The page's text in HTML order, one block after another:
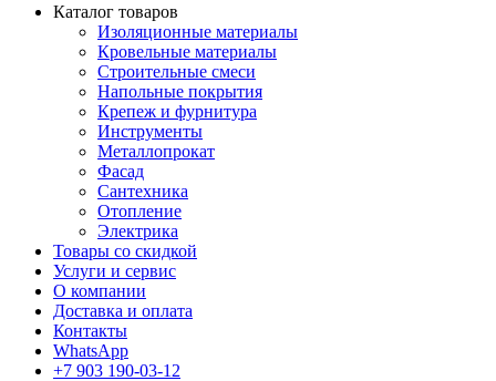
Каталог товаров
Изоляционные материалы
Кровельные материалы
Строительные смеси
Напольные покрытия
Крепеж и фурнитура
Инструменты
Металлопрокат
Фасад
Сантехника
Отопление
Электрика
Товары со скидкой
Услуги и сервис
О компании
Доставка и оплата
Контакты
WhatsApp
+7 903 190-03-12